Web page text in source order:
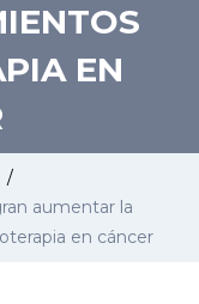
EN
/
aumentar la
en cáncer